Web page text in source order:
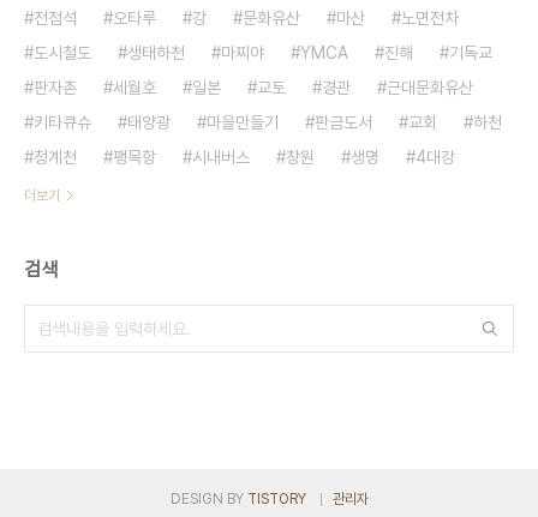
전점석 오타루 강 문화유산 마산
노면전차
도시철도
생태하천 마찌야 YMCA 진해
기독교
판자촌
세월호 일본 교토 경관
근대문화유산
키타큐슈
태양광 마을만들기 판금도서 교회
하천
청계천
팽목항 시내버스 창원 생명 4대강
더보기
검색
DESIGN BY TISTORY 관리자